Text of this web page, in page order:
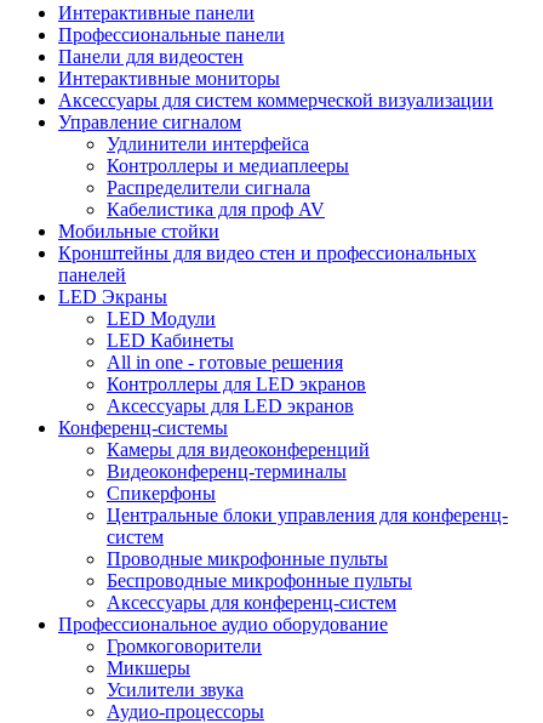
Интерактивные панели
Профессиональные панели
Панели для видеостен
Интерактивные мониторы
Аксессуары для систем коммерческой визуализации
Управление сигналом
Удлинители интерфейса
Контроллеры и медиаплееры
Распределители сигнала
Кабелистика для проф AV
Мобильные стойки
Кронштейны для видео стен и профессиональных
панелей
LED Экраны
LED Модули
LED Кабинеты
All in one - готовые решения
Контроллеры для LED экранов
Аксессуары для LED экранов
Конференц-системы
Камеры для видеоконференций
Видеоконференц-терминалы
Спикерфоны
Центральные блоки управления для конференц-
систем
Проводные микрофонные пульты
Беспроводные микрофонные пульты
Аксессуары для конференц-систем
Профессиональное аудио оборудование
Громкоговорители
Микшеры
Усилители звука
Аудио-процессоры